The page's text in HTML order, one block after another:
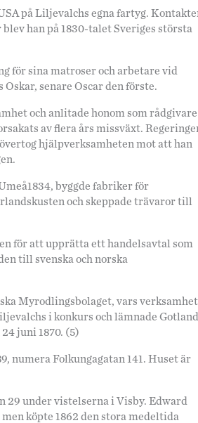
på Liljevalchs egna fartyg.
han på 1830-talet Sveriges största
för sina matroser och arbetare vid
senare Oscar den förste.
och anlitade honom som rådgivare
av flera års missväxt.
hjälpverksamheten mot att han
byggde fabriker för
och skeppade trävaror till
för att upprätta ett handelsavtal som
till svenska och norska
Myrodlingsbolaget, vars verksamhet
i konkurs och lämnade Gotland
juni 1870. (5)
numera Folkungagatan 141. Huset är
29 under vistelserna i Visby. Edward
köpte 1862 den stora medeltida